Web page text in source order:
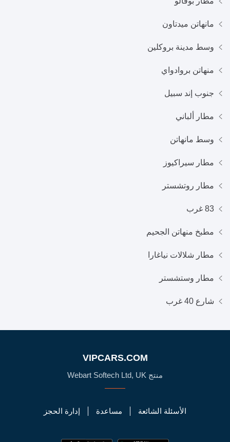
مانهاتن ميدتاون
وسط مدينة بروكلين
منهاتن بروادواي
جنوب إند سبيل
مطار ألباني
وسط مانهاتن
مطار سيراكيوز
مطار روتشستر
83 غرب
مطبخ منهاتن الجحيم
مطار شلالات نياغارا
مطار وستشستر
شارع 40 غرب
VIPCARS.COM
منتج Webart Softech Ltd, UK
الأسئلة الشائعة مساعدة إدارة الحجز